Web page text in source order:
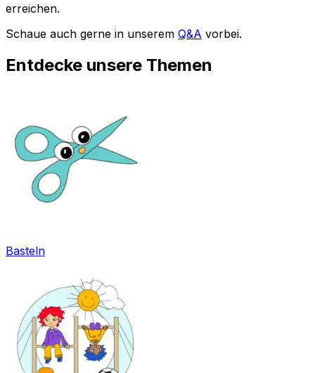
erreichen.
Schaue auch gerne in unserem Q&A vorbei.
Entdecke unsere Themen
Basteln